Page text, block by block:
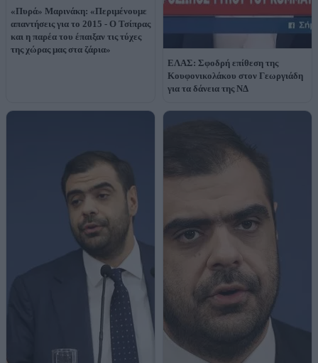
«Πυρά» Μαρινάκη: «Περιμένουμε
απαντήσεις για το 2015 - Ο Τσίπρας
και η παρέα του έπαιξαν τις τύχες
της χώρας μας στα ζάρια»
ΕΛΑΣ: Σφοδρή επίθεση της
Κουφονικολάκου στον Γεωργιάδη
για τα δάνεια της ΝΔ